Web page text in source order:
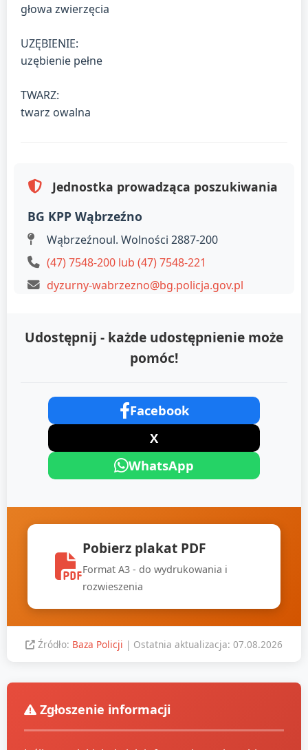
głowa zwierzęcia
UZĘBIENIE:
uzębienie pełne
TWARZ:
twarz owalna
Jednostka prowadząca poszukiwania
BG KPP Wąbrzeźno
Wąbrzeźnoul. Wolności 2887-200
(47) 7548-200 lub (47) 7548-221
dyzurny-wabrzezno@bg.policja.gov.pl
Udostępnij - każde udostępnienie może
pomóc!
Facebook
X
WhatsApp
Pobierz plakat PDF
Format A3 - do wydrukowania i
rozwieszenia
Źródło: Baza Policji | Ostatnia aktualizacja: 07.08.2026
Zgłoszenie informacji